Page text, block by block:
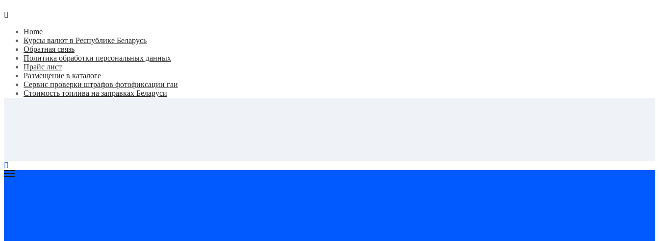
Home
Курсы валют в Республике Беларусь
Обратная связь
Политика обработки персональных данных
Прайс лист
Размещение в каталоге
Сервис проверки штрафов фотофиксации гаи
Стоимость топлива на заправках Беларуси